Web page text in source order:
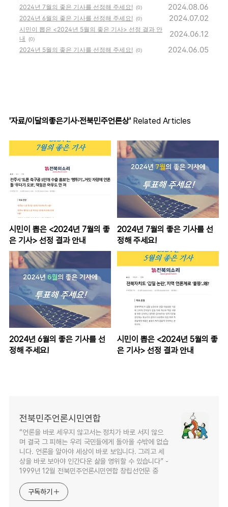
2024년 7월의 좋은 기사를 선정해 주세요! (0) 2024.08.06
2024년 6월의 좋은 기사를 선정해 주세요! (0) 2024.07.02
시민이 뽑은 <2024년 5월의 좋은 기사> 선정 결과 안
내
(0)
2024.06.12
2024년 5월의 좋은 기사를 선정해 주세요! (0) 2024.06.05
'자료/이달의좋은기사·전북민주언론상' Related Articles
시민이 뽑은 <2024년 7월의 좋
은 기사> 선정 결과 안내
2024년 7월의 좋은 기사를 선
정해 주세요!
2024년 6월의 좋은 기사를 선
정해 주세요!
시민이 뽑은 <2024년 5월의 좋
은 기사> 선정 결과 안내
전북민주언론시민연합
“언론을 바로 세우지 않고서는 정치가 바로 서지 않으
며 결국 그 피해는 우리 국민들에게 돌아올 수밖에 없습
니다. 언론을 알아야 세상이 바로 보입니다. 그리고 세
상을 바로 보아야 인간다운 삶을 영위할 수 있습니다” -
1999년 12월 전북민주언론시민연합 창립선언문 중
구독하기